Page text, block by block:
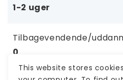
1-2 uger
Tilbagevendende/
0
This website stores